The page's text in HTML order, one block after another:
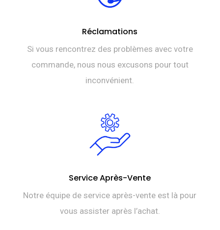
Réclamations
Si vous rencontrez des problèmes avec votre
commande, nous nous excusons pour tout
inconvénient.
Service Après-Vente
Notre équipe de service après-vente est là pour
vous assister après l’achat.